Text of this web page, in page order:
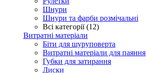
Шнури
Шнури та фарби розмічальні
Всі категорії (12)
Витратні матеріали
Біти для шуруповерта
Витратні матеріали для паяння
Губки для затирання
Диски